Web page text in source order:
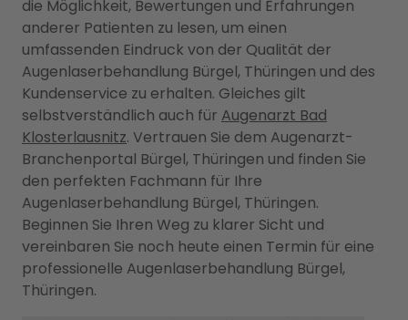
die Möglichkeit, Bewertungen und Erfahrungen
anderer Patienten zu lesen, um einen
umfassenden Eindruck von der Qualität der
Augenlaserbehandlung Bürgel, Thüringen und des
Kundenservice zu erhalten. Gleiches gilt
selbstverständlich auch für Augenarzt Bad
Klosterlausnitz. Vertrauen Sie dem Augenarzt-
Branchenportal Bürgel, Thüringen und finden Sie
den perfekten Fachmann für Ihre
Augenlaserbehandlung Bürgel, Thüringen.
Beginnen Sie Ihren Weg zu klarer Sicht und
vereinbaren Sie noch heute einen Termin für eine
professionelle Augenlaserbehandlung Bürgel,
Thüringen.